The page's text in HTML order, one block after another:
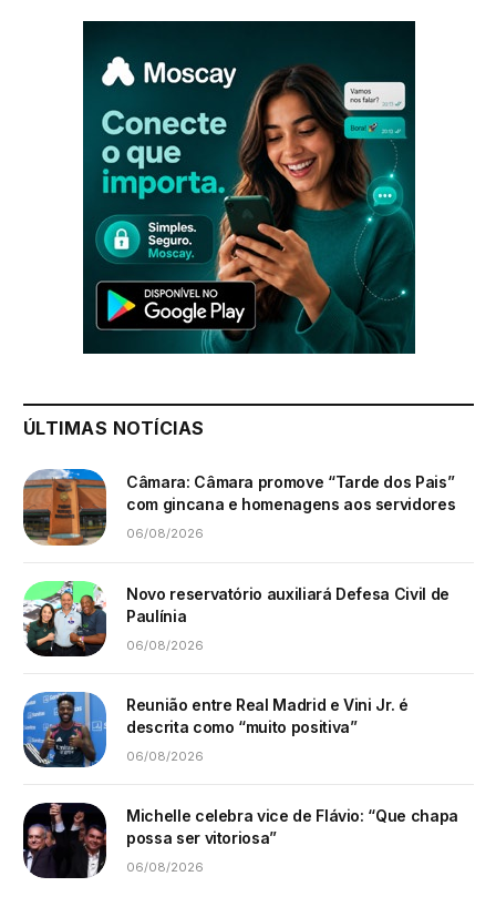
ÚLTIMAS NOTÍCIAS
Câmara: Câmara promove “Tarde dos Pais”
com gincana e homenagens aos servidores
06/08/2026
Novo reservatório auxiliará Defesa Civil de
Paulínia
06/08/2026
Reunião entre Real Madrid e Vini Jr. é
descrita como “muito positiva”
06/08/2026
Michelle celebra vice de Flávio: “Que chapa
possa ser vitoriosa”
06/08/2026